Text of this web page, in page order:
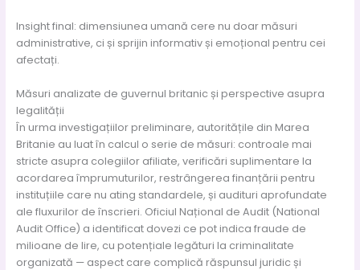
Insight final: dimensiunea umană cere nu doar măsuri
administrative, ci și sprijin informativ și emoțional pentru cei
afectați.
Măsuri analizate de guvernul britanic și perspective asupra
legalității
În urma investigațiilor preliminare, autoritățile din Marea
Britanie au luat în calcul o serie de măsuri: controale mai
stricte asupra colegiilor afiliate, verificări suplimentare la
acordarea împrumuturilor, restrângerea finanțării pentru
instituțiile care nu ating standardele, și audituri aprofundate
ale fluxurilor de înscrieri. Oficiul Național de Audit (National
Audit Office) a identificat dovezi ce pot indica fraude de
milioane de lire, cu potențiale legături la criminalitate
organizată — aspect care complică răspunsul juridic și